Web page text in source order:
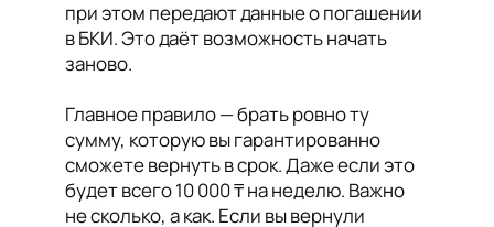
при этом передают данные о погашении
в БКИ. Это даёт возможность начать
заново.
Главное правило — брать ровно ту
сумму, которую вы гарантированно
сможете вернуть в срок. Даже если это
будет всего 10 000 ₸ на неделю. Важно
не сколько, а как. Если вы вернули